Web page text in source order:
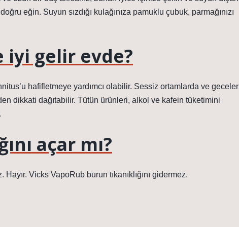
eğin. Suyun sızdığı kulağınıza pamuklu çubuk, parmağınızı
iyi gelir evde?
hafifletmeye yardımcı olabilir. Sessiz ortamlarda ve
dikkati dağıtabilir. Tütün ürünleri, alkol ve kafein tüketimini
açar mı?
Vicks VapoRub burun tıkanıklığını gidermez.